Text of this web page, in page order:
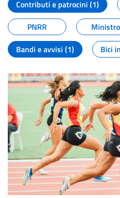
Contributi e patrocini (1)
PNRR
Ministro
Bandi e avvisi (1)
Bici